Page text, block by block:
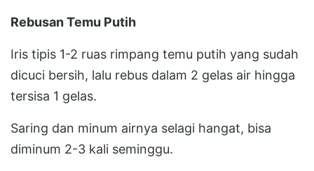
Rebusan Temu Putih
Iris tipis 1-2 ruas rimpang temu putih yang sudah
dicuci bersih, lalu rebus dalam 2 gelas air hingga
tersisa 1 gelas.
Saring dan minum airnya selagi hangat, bisa
diminum 2-3 kali seminggu.